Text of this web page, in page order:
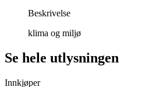
Beskrivelse
klima og miljø
Se hele utlysningen
Innkjøper